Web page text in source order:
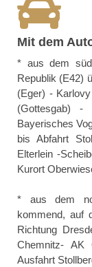
Mit dem
* aus dem
Republik (E42)
(Eger) -
(Gottesgab) -
Bayerisches
bis Abfahrt
Elterlein -
Kurort
* aus dem
kommend, auf
Richtung
Chemnitz- AK
Ausfahrt